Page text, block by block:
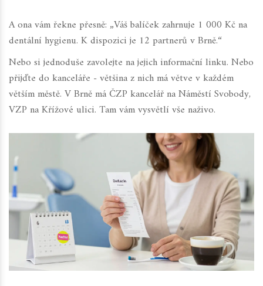
A ona vám řekne přesně: „Váš balíček zahrnuje 1 000 Kč na
dentální hygienu. K dispozici je 12 partnerů v Brně.“
Nebo si jednoduše zavolejte na jejich informační linku. Nebo
přijďte do kanceláře - většina z nich má větve v každém
větším městě. V Brně má ČZP kancelář na Náměstí Svobody,
VZP na Křížové ulici. Tam vám vysvětlí vše naživo.